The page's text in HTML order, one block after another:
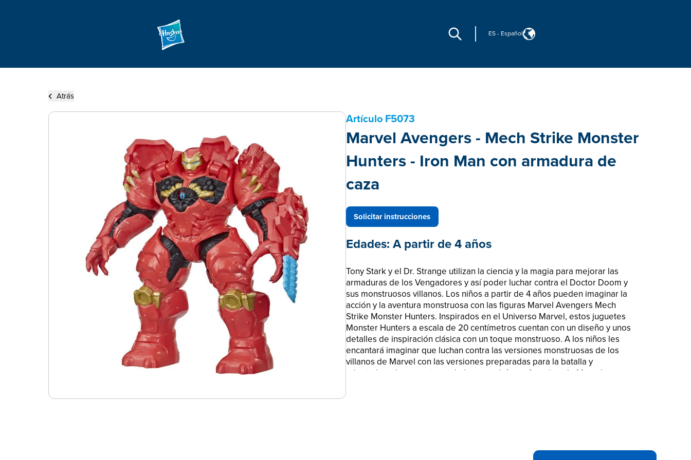
ES - Español
Atrás
Artículo F5073
Marvel Avengers - Mech Strike Monster
Hunters - Iron Man con armadura de
caza
Solicitar instrucciones
Edades: A partir de 4 años
Tony Stark y el Dr. Strange utilizan la ciencia y la magia para mejorar las
armaduras de los Vengadores y así poder luchar contra el Doctor Doom y
sus monstruosos villanos. Los niños a partir de 4 años pueden imaginar la
acción y la aventura monstruosa con las figuras Marvel Avengers Mech
Strike Monster Hunters. Inspirados en el Universo Marvel, estos juguetes
Monster Hunters a escala de 20 centímetros cuentan con un diseño y unos
detalles de inspiración clásica con un toque monstruoso. A los niños les
encantará imaginar que luchan contra las versiones monstruosas de los
villanos de Marvel con las versiones preparadas para la batalla y
adaptadas a los monstruos de los superhéroes favoritos de Marvel.
Avengers Mech Strike Monster Hunters de Iron Man a escala de 20